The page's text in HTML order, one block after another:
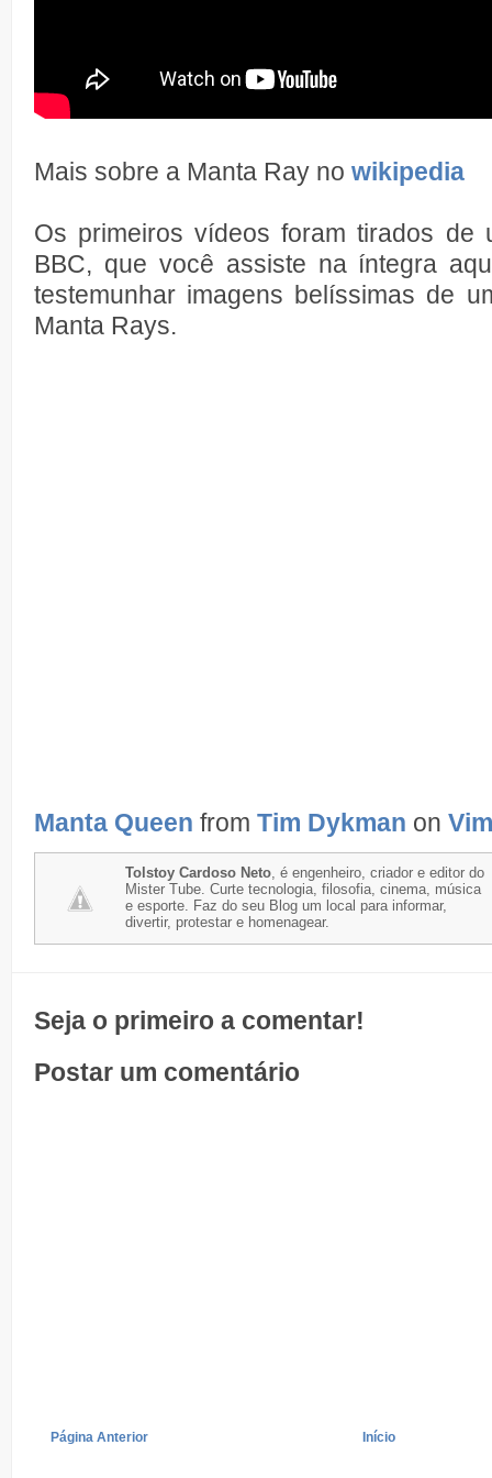
Mais sobre a Manta Ray no wikipedia
Os primeiros vídeos foram tirados de
BBC, que você assiste na íntegra
testemunhar imagens belíssimas de
Manta Rays.
Manta Queen from Tim Dykman on
Tolstoy Cardoso Neto, é engenheiro, criador e editor do
Mister Tube. Curte tecnologia, filosofia, cinema, música
e esporte. Faz do seu Blog um local para informar,
divertir, protestar e homenagear.
Seja o primeiro a comentar!
Postar um comentário
Página Anterior Início